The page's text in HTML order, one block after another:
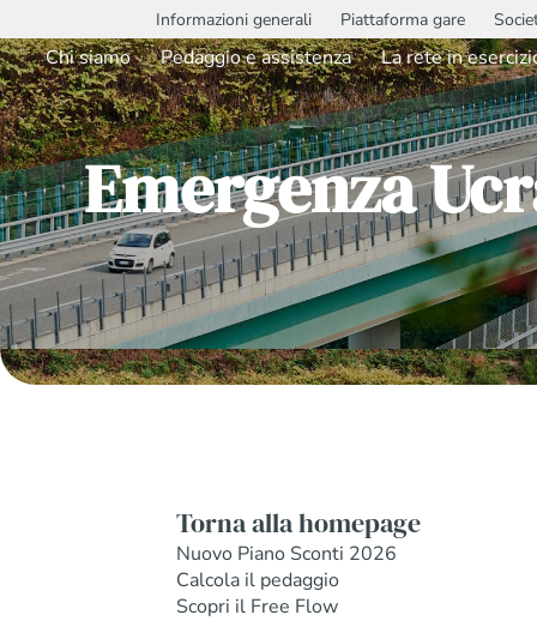
Informazioni generali Piattaforma gare
Chi siamo Pedaggio e assistenza La rete in
Emergenza
Torna alla homepage
Nuovo Piano Sconti 2026
Calcola il pedaggio
Scopri il Free Flow